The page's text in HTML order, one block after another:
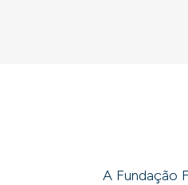
A Fundação